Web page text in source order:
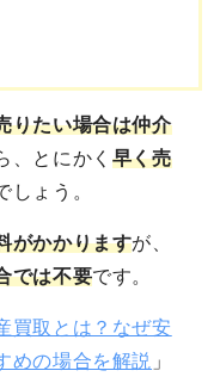
りたい場合は仲介
、とにかく 早く売
しょう。
がかかりますが、
では不要です。
買取とは？なぜ安
めの場合を解説 」